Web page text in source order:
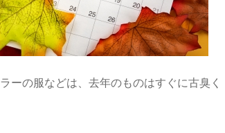
ーの服などは、去年のものはすぐに古臭く